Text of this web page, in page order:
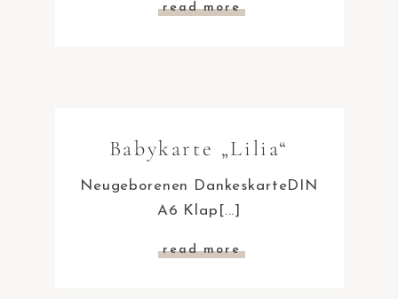
read more
Babykarte „Lilia“
Neugeborenen DankeskarteDIN
A6 Klap[...]
read more